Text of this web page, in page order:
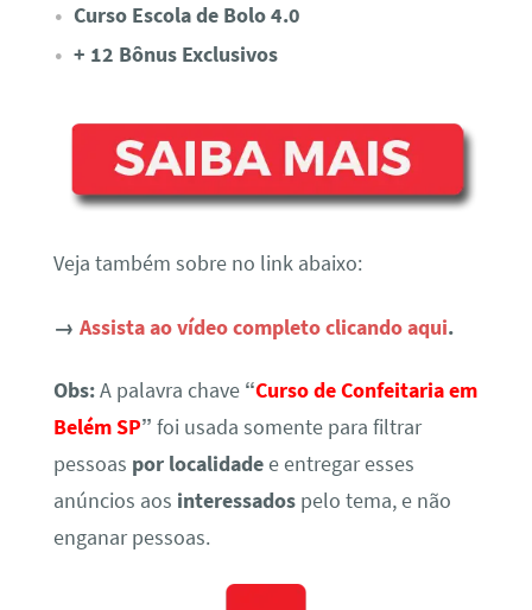
Curso Escola de Bolo 4.0
+ 12 Bônus Exclusivos
Veja também sobre no link abaixo:
→ Assista ao vídeo completo clicando aqui.
Obs:A palavra chave “Curso de Confeitaria em
Belém SP” foi usada somente para filtrar
pessoas por localidadee entregar esses
anúncios aos interessadospelo tema, e não
enganar pessoas.